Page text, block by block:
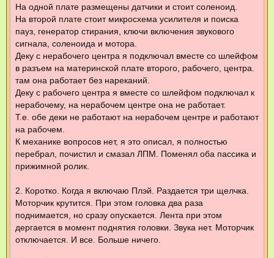
На одной плате размещены датчики и стоит соленоид.
На второй плате стоит микросхема усилителя и поиска
пауз, генератор стирания, ключи включения звукового
сигнала, соленоида и мотора.
Деку с нерабочего центра я подключал вместе со шлейфом
в разъем на материнской плате второго, рабочего, центра.
там она работает без нареканий.
Деку с рабочего центра я вместе со шлейфом подключал к
нерабочему, на нерабочем центре она не работает.
Т.е. обе деки не работают на нерабочем центре и работают
на рабочем.
К механике вопросов нет, я это описал, я полностью
перебрал, почистил и смазал ЛПМ. Поменял оба пассика и
прижимной ролик.
2. Коротко. Когда я включаю Плэй. Раздается три щелчка.
Моторчик крутится. При этом головка два раза
поднимается, но сразу опускается. Лента при этом
дергается в момент поднятия головки. Звука нет. Моторчик
отключается. И все. Больше ничего.